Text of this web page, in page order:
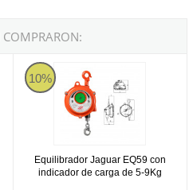
COMPRARON:
10%
Equilibrador Jaguar EQ59 con
indicador de carga de 5-9Kg
Equilibrador Jaguar EQ59 con